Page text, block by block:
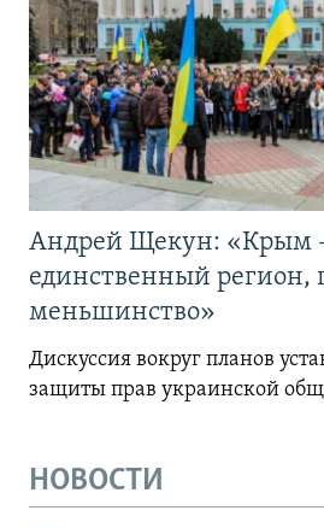
Андрей Щекун: «Крым
единственный регион,
меньшинство»
Дискуссия вокруг планов
защиты прав украинской
НОВОСТИ